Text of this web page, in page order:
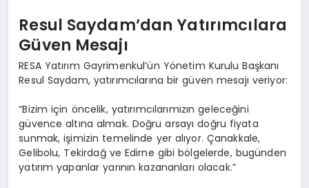
Resul Saydam’dan Yatırımcılara
Güven Mesajı
RESA Yatırım Gayrimenkul’ün Yönetim Kurulu Başkanı
Resul Saydam, yatırımcılarına bir güven mesajı veriyor:
“Bizim için öncelik, yatırımcılarımızın geleceğini
güvence altına almak. Doğru arsayı doğru fiyata
sunmak, işimizin temelinde yer alıyor. Çanakkale,
Gelibolu, Tekirdağ ve Edirne gibi bölgelerde, bugünden
yatırım yapanlar yarının kazananları olacak.”